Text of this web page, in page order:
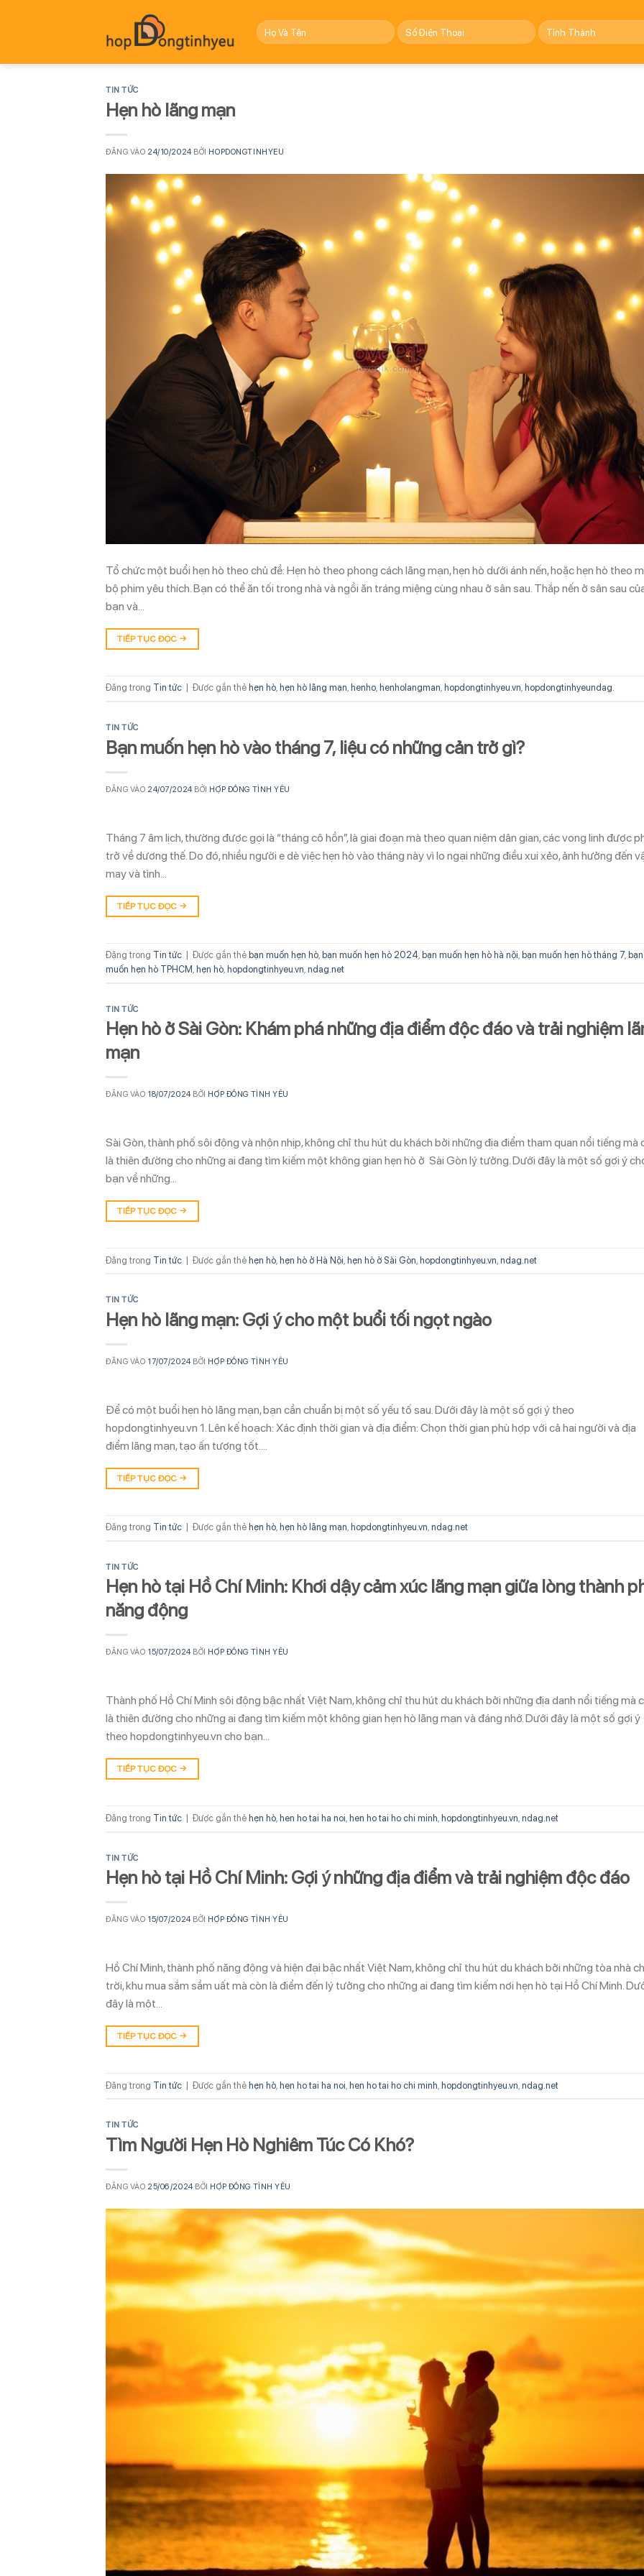
dung
TIN TỨC
Hẹn hò lãng mạn
ĐĂNG VÀO 24/10/2024 BỞI HOPDONGTINHYEU
Tổ chức một buổi hẹn hò theo chủ đề: Hẹn hò theo phong cách lãng mạn, hẹn hò dưới ánh nến, hoặc hẹn hò theo
bộ phim yêu thích. Bạn có thể ăn tối trong nhà và ngồi ăn tráng miệng cùng nhau ở sân sau. Thắp nến ở sân sau
bạn và…
TIẾP TỤC ĐỌC →
Đăng trong Tin tức Được gắn thẻ hẹn hò, hẹn hò lãng mạn, henho, henholangman, hopdongtinhyeu.vn, hopdongtinhyeundag.
TIN TỨC
Bạn muốn hẹn hò vào tháng 7, liệu có những cản trở gì?
ĐĂNG VÀO 24/07/2024 BỞI HỢP ĐỒNG TÌNH YÊU
Tháng 7 âm lịch, thường được gọi là “tháng cô hồn”, là giai đoạn mà theo quan niệm dân gian, các vong linh được
trở về dương thế. Do đó, nhiều người e dè việc hẹn hò vào tháng này vì lo ngại những điều xui xẻo, ảnh hưởng đến
may và tình…
TIẾP TỤC ĐỌC →
Đăng trong Tin tức Được gắn thẻ bạn muốn hẹn hò bạn muốn hẹn hò 2024 bạn muốn hẹn hò hà nội bạn muốn hẹn hò tháng 7 bạn
muốn hẹn hò TPHCM hẹn hò hopdongtinhyeu.vn ndag.net
TIN TỨC
Hẹn hò ở Sài Gòn: Khám phá những địa điểm độc đáo và trải nghiệm
mạn
ĐĂNG VÀO 18/07/2024 BỞI HỢP ĐỒNG TÌNH YÊU
Sài Gòn, thành phố sôi động và nhộn nhịp, không chỉ thu hút du khách bởi những địa điểm tham quan nổi tiếng mà
là thiên đường cho những ai đang tìm kiếm một không gian hẹn hò ở Sài Gòn lý tưởng. Dưới đây là một số gợi ý
bạn về những…
TIẾP TỤC ĐỌC →
Đăng trong Tin tức | Được gắn thẻ hẹn hò hẹn hò ở Hà Nội hẹn hò ở Sài Gòn hopdongtinhyeu.vn ndag.net
TIN TỨC
Hẹn hò lãng mạn: Gợi ý cho một buổi tối ngọt ngào
ĐĂNG VÀO 17/07/2024 BỞI HỢP ĐỒNG TÌNH YÊU
Để có một buổi hẹn hò lãng mạn, bạn cần chuẩn bị một số yếu tố sau. Dưới đây là một số gợi ý theo
hopdongtinhyeu.vn 1. Lên kế hoạch: Xác định thời gian và địa điểm: Chọn thời gian phù hợp với cả hai người và địa
điểm lãng mạn, tạo ấn tượng tốt….
TIẾP TỤC ĐỌC →
Đăng trong Tin tức Được gắn thẻ hẹn hò, hẹn hò lãng mạn, hopdongtinhyeu.vn, ndag.net
TIN TỨC
Hẹn hò tại Hồ Chí Minh: Khơi dậy cảm xúc lãng mạn giữa lòng thành
năng động
ĐĂNG VÀO 15/07/2024 BỞI HỢP ĐỒNG TÌNH YÊU
Thành phố Hồ Chí Minh sôi động bậc nhất Việt Nam, không chỉ thu hút du khách bởi những địa danh nổi tiếng mà
là thiên đường cho những ai đang tìm kiếm một không gian hẹn hò lãng mạn và đáng nhớ. Dưới đây là một số gợi ý
theo hopdongtinhyeu.vn cho bạn…
TIẾP TỤC ĐỌC →
Đăng trong Tin tức Được gắn thẻ hẹn hò hen ho tai ha noi hen ho tai ho chi minh hopdongtinhyeu.vn ndag.net
TIN TỨC
Hẹn hò tại Hồ Chí Minh: Gợi ý những địa điểm và trải nghiệm độc đáo
ĐĂNG VÀO 15/07/2024 BỞI HỢP ĐỒNG TÌNH YÊU
Hồ Chí Minh, thành phố năng động và hiện đại bậc nhất Việt Nam, không chỉ thu hút du khách bởi những tòa nhà
trời, khu mua sắm sầm uất mà còn là điểm đến lý tưởng cho những ai đang tìm kiếm nơi hẹn hò tại Hồ Chí Minh.
đây là một…
TIẾP TỤC ĐỌC →
Đăng trong Tin tức | Được gắn thẻ hẹn hò hen ho tai ha noi hen ho tai ho chi minh hopdongtinhyeu.vn ndag.net
TIN TỨC
Tìm Người Hẹn Hò Nghiêm Túc Có Khó?
ĐĂNG VÀO 25/06/2024 BỞI HỢP ĐỒNG TÌNH YÊU